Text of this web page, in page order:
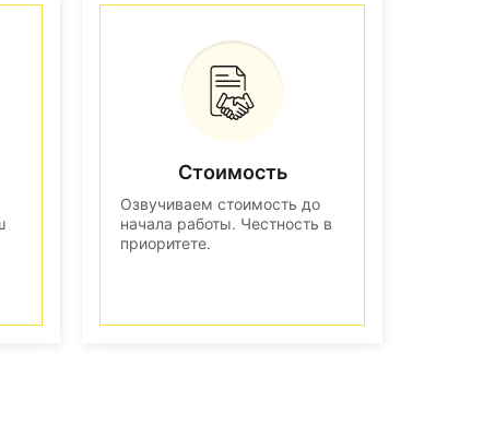
Стоимость
Озвучиваем стоимость до
начала работы. Честность в
приоритете.